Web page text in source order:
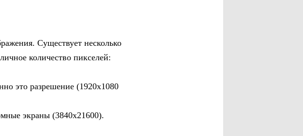
Существует несколько
количество пикселей:
это разрешение (1920х1080
экраны (3840х21600).